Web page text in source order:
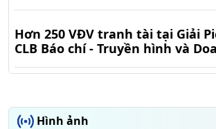
thông, kết nối doanh nghiệp
Hơn 250 VĐV tranh tài tại Giải
CLB Báo chí - Truyền hình và
Hình ảnh